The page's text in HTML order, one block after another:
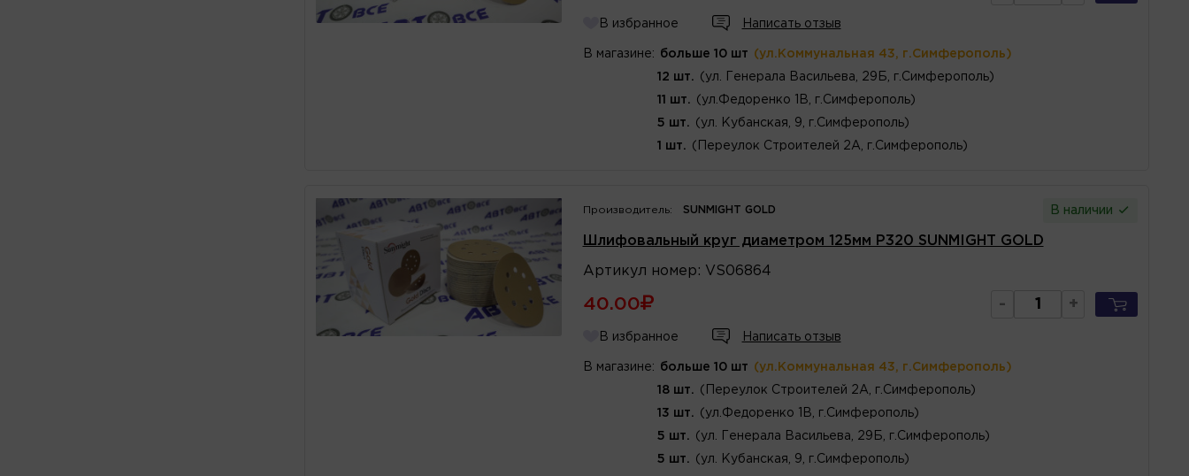
В избранное Написать отзыв
В магазине: больше 10 шт (ул.Коммунальная 43, г.Симферополь)
12 шт. (ул. Генерала Васильева, 29Б, г.Симферополь)
11 шт. (ул.Федоренко 1В, г.Симферополь)
5 шт. (ул. Кубанская, 9, г.Симферополь)
1 шт. (Переулок Строителей 2А, г.Симферополь)
Производитель: SUNMIGHT GOLD В наличии
Шлифовальный круг диаметром 125мм P320 SUNMIGHT GOLD
Артикул номер : VS06864
40.00 - +
В избранное Написать отзыв
В магазине: больше 10 шт (ул.Коммунальная 43, г.Симферополь)
18 шт. (Переулок Строителей 2А, г.Симферополь)
13 шт. (ул.Федоренко 1В, г.Симферополь)
5 шт. (ул. Генерала Васильева, 29Б, г.Симферополь)
5 шт. (ул. Кубанская, 9, г.Симферополь)